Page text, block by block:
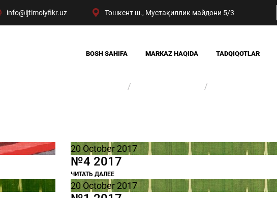
info@ijtimoiyfikr.uz Тошкент ш., Мустақиллик майдони 5/3
BOSH SAHIFA MARKAZ HAQIDA
BIZNING YUTUQLARIMIZ
TADQIQOTLAR
20 October 2017
№4 2017
ЧИТАТЬ ДАЛЕЕ
20 October 2017